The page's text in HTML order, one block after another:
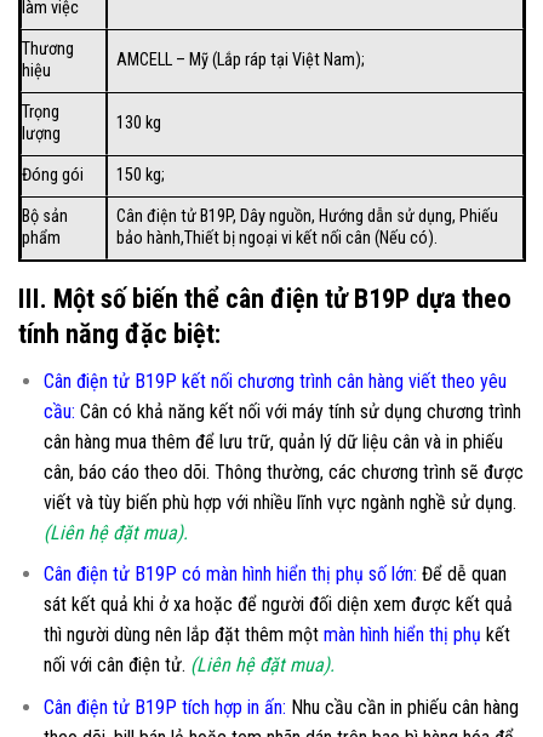
làm việc
Thương
hiệu
AMCELL – Mỹ (Lắp ráp tại Việt Nam);
Trọng
lượng
130 kg
Đóng gói
150 kg;
Bộ sản
phẩm
Cân điện tử B19P, Dây nguồn, Hướng dẫn sử dụng, Phiếu
bảo hành,Thiết bị ngoại vi kết nối cân (Nếu có).
III. Một số biến thể cân điện tử B19P dựa theo
tính năng đặc biệt:
Cân điện tử B19P kết nối chương trình cân hàng viết theo yêu
cầu: Cân có khả năng kết nối với máy tính sử dụng chương trình
cân hàng mua thêm để lưu trữ, quản lý dữ liệu cân và in phiếu
cân, báo cáo theo dõi. Thông thường, các chương trình sẽ được
viết và tùy biến phù hợp với nhiều lĩnh vực ngành nghề sử dụng.
(Liên hệ đặt mua).
Cân điện tử B19P có màn hình hiển thị phụ số lớn: Để dễ quan
sát kết quả khi ở xa hoặc để người đối diện xem được kết quả
thì người dùng nên lắp đặt thêm một màn hình hiển thị phụ kết
nối với cân điện tử. (Liên hệ đặt mua).
Cân điện tử B19P tích hợp in ấn: Nhu cầu cần in phiếu cân hàng